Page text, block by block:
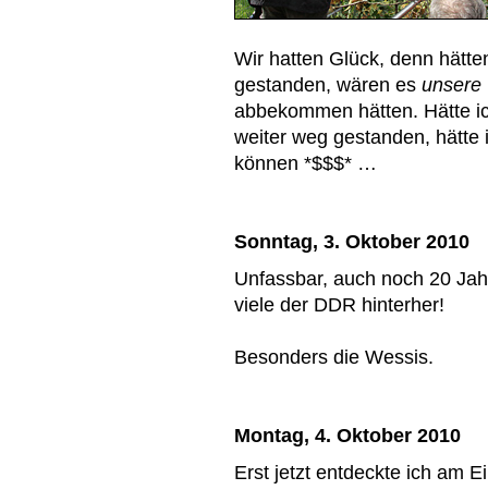
Wir hatten Glück, denn
gestanden, wären es unsere
abbekommen hätten. Hätte
weiter weg gestanden,
können *$$$* …
Sonntag, 3. Oktober 2010
Unfassbar, auch noch 20
viele der DDR hinterher!
Besonders die Wessis.
Montag, 4. Oktober 2010
Erst jetzt entdeckte ich am